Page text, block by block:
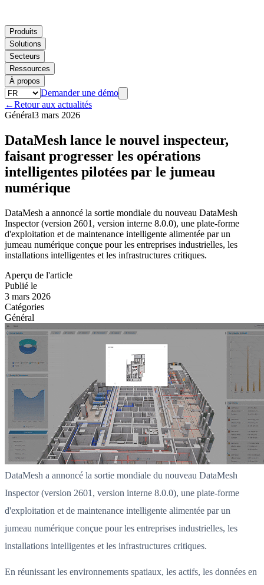
Produits
Solutions
Secteurs
Ressources
À propos
Demander une démo
←Retour aux actualités
Général3 mars 2026
DataMesh lance le nouvel inspecteur,
faisant progresser les opérations
intelligentes pilotées par le jumeau
numérique
DataMesh a annoncé la sortie mondiale du nouveau DataMesh
Inspector (version 2601, version interne 8.0.0), une plate-forme
d'exploitation et de maintenance intelligente alimentée par un
jumeau numérique conçue pour les entreprises industrielles, les
installations intelligentes et les infrastructures critiques.
Aperçu de l'article
Publié le
3 mars 2026
Catégories
Général
DataMesh a annoncé la sortie mondiale du nouveau DataMesh
Inspector (version 2601, version interne 8.0.0), une plate-forme
d'exploitation et de maintenance intelligente alimentée par un
jumeau numérique conçue pour les entreprises industrielles, les
installations intelligentes et les infrastructures critiques.
En réunissant les environnements spatiaux, les actifs, les données en